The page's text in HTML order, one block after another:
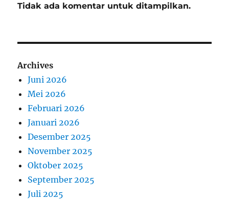
Tidak ada komentar untuk ditampilkan.
Archives
Juni 2026
Mei 2026
Februari 2026
Januari 2026
Desember 2025
November 2025
Oktober 2025
September 2025
Juli 2025